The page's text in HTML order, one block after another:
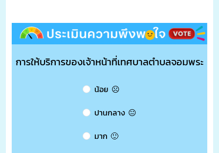
การให้บริการของเจ้าหน้าที่เทศบาลตำบลจอมพระ
น้อย ☹️
ปานกลาง 😐
มาก 🙂